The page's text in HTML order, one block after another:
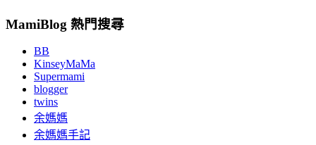
MamiBlog 熱門搜尋
BB
KinseyMaMa
Supermami
blogger
twins
余媽媽
余媽媽手記